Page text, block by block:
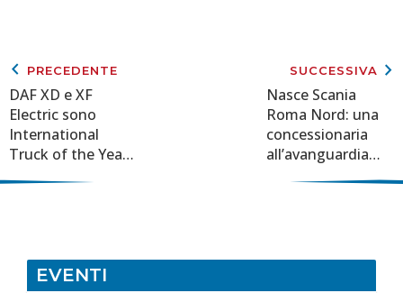
keyboard_arrow_left PRECEDENTE
DAF XD e XF
Electric sono
International
Truck of the Year
SUCCESSIVA keyboard_arrow_right
Nasce Scania
Roma Nord: una
concessionaria
all’avanguardia
EVENTI